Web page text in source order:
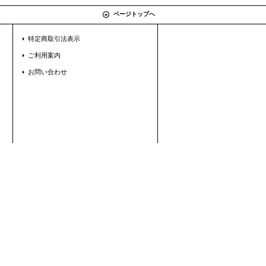
ページトップへ
特定商取引法表示
ご利用案内
お問い合わせ